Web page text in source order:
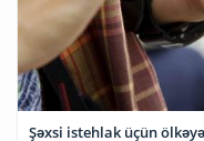
Şəxsi istehlak üçün